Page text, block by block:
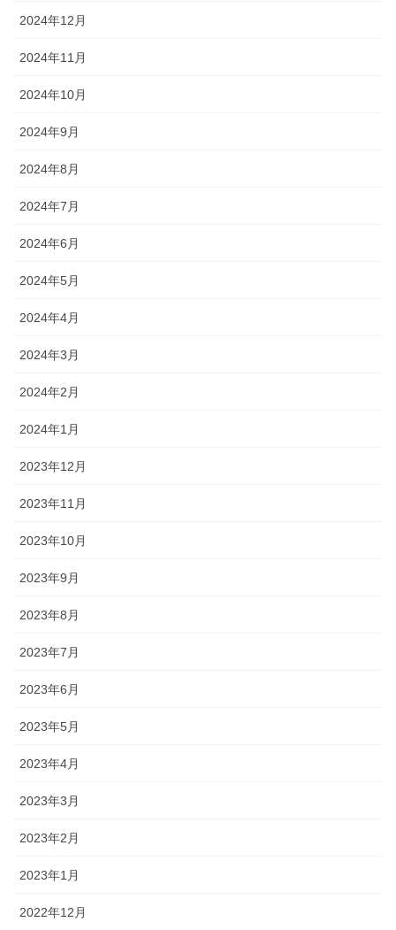
2024年12月
2024年11月
2024年10月
2024年9月
2024年8月
2024年7月
2024年6月
2024年5月
2024年4月
2024年3月
2024年2月
2024年1月
2023年12月
2023年11月
2023年10月
2023年9月
2023年8月
2023年7月
2023年6月
2023年5月
2023年4月
2023年3月
2023年2月
2023年1月
2022年12月